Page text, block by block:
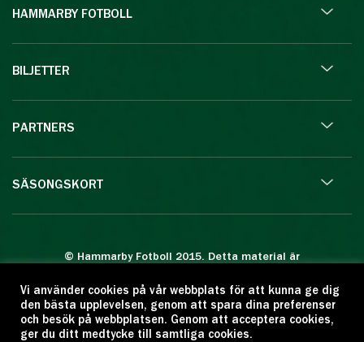
HAMMARBY FOTBOLL
BILJETTER
PARTNERS
SÄSONGSKORT
© Hammarby Fotboll 2015. Detta material är
Eftertryck eller annan kopiering är förbjuden.
Citera oss gärna men ange källan:
www.hammarbyfotboll.se. Ansvarig utgivare:
Vi använder cookies på vår webbplats för att kunna ge dig
den bästa upplevelsen, genom att spara dina preferenser
och besök på webbplatsen. Genom att acceptera cookies,
ger du ditt medtycke till samtliga cookies.